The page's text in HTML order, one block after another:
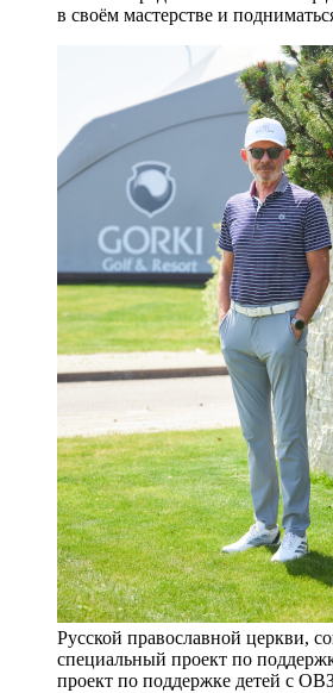
в своём мастерстве и
Русской православной церкви,
специальный проект по
проект по поддержке детей с